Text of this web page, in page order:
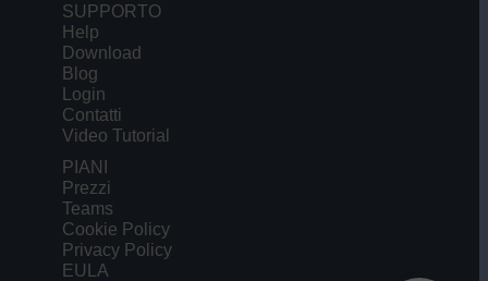
SUPPORTO
Help
Download
Blog
Login
Contatti
Video Tutorial
PIANI
Prezzi
Teams
Cookie Policy
Privacy Policy
EULA